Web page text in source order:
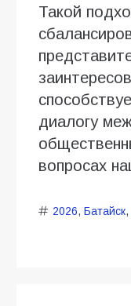
Такой
диалогу
вопросах
2026, Батайск,